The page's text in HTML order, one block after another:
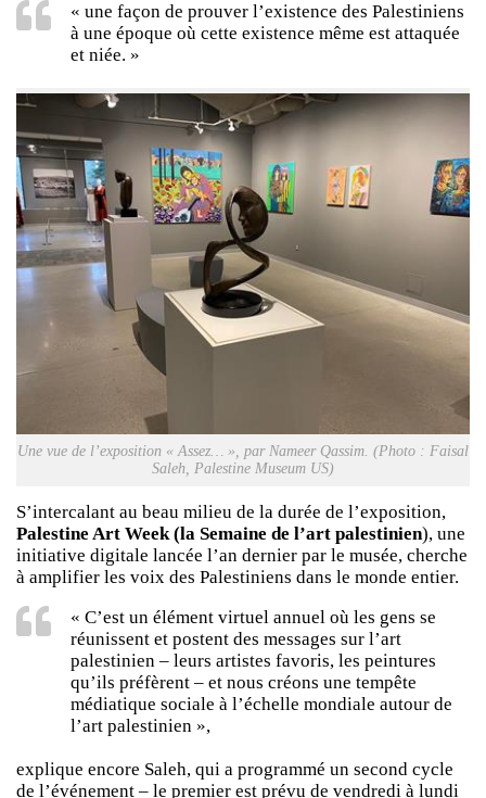
« une façon de prouver l’existence des Palestiniens
à une époque où cette existence même est attaquée
et niée. »
Une vue de l’exposition « Assez… », par Nameer Qassim. (Photo : Faisal
Saleh, Palestine Museum US)
S’intercalant au beau milieu de la durée de l’exposition,
Palestine Art Week (la Semaine de l’art palestinien), une
initiative digitale lancée l’an dernier par le musée, cherche
à amplifier les voix des Palestiniens dans le monde entier.
« C’est un élément virtuel annuel où les gens se
réunissent et postent des messages sur l’art
palestinien – leurs artistes favoris, les peintures
qu’ils préfèrent – et nous créons une tempête
médiatique sociale à l’échelle mondiale autour de
l’art palestinien »,
explique encore Saleh, qui a programmé un second cycle
de l’événement – le premier est prévu de vendredi à lundi